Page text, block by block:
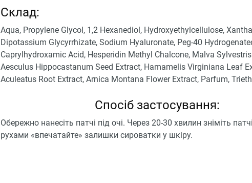
Склад:
Aqua, Propylene Glycol, 1,2 Hexanediol, Hydroxyethylcellulose,
Dipotassium Glycyrrhizate, Sodium Hyaluronate, Peg-40
Caprylhydroxamic Acid, Hesperidin Methyl Chalcone, Malva
Aesculus Hippocastanum Seed Extract, Hamamelis Virginiana Leaf
Aculeatus Root Extract, Arnica Montana Flower Extract, Parfum,
Спосіб застосування:
Обережно нанесіть патчі під очі. Через 20-30 хвилин зніміть
рухами «‎впечатайте» залишки сироватки у шкіру.